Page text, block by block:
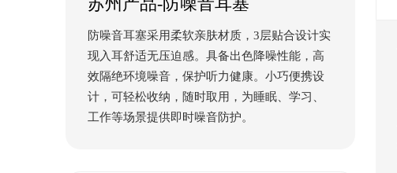
防噪音耳塞采用柔软亲肤材质，3层贴合设计实
现入耳舒适无压迫感。具备出色降噪性能，高
效隔绝环境噪音，保护听力健康。小巧便携设
计，可轻松收纳，随时取用，为睡眠、学习、
工作等场景提供即时噪音防护。